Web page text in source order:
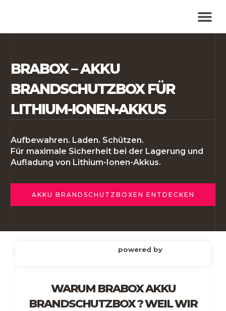
BRABOX – AKKU
BRANDSCHUTZBOX FÜR
LITHIUM-IONEN-AKKUS
Aufbewahren. Laden. Schützen.
Für maximale Sicherheit bei der Lagerung und
Aufladung von Lithium-Ionen-Akkus.
AKKU BRANDSCHUTZBOXEN ENTDECKEN
powered by
WARUM BRABOX AKKU
BRANDSCHUTZBOX ? WEIL WIR